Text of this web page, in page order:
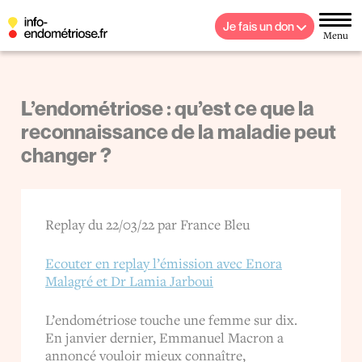
Menu
Je fais un don
L’endométriose : qu’est ce que la
reconnaissance de la maladie peut
changer ?
Replay du 22/03/22 par France Bleu
Ecouter en replay l’émission avec Enora
Malagré et Dr Lamia Jarboui
L’endométriose touche une femme sur dix.
En janvier dernier, Emmanuel Macron a
annoncé vouloir mieux connaître,